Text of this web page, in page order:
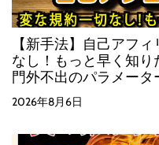
【新手法】自己アフ
なし！もっと早く知り
門外不出のパラメータ
り！！
2026年8月6日